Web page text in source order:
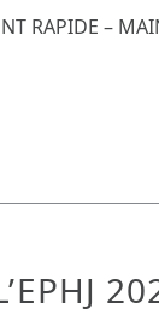
RAPIDE –